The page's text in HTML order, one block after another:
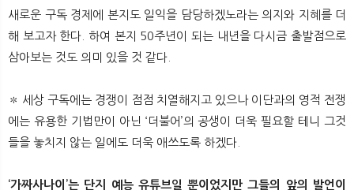
새로운 구독 경제에 본지도 일익을 담당하겠노라는 의지와 지혜를 더
해 보고자 한다. 하여 본지 50주년이 되는 내년을 다시금 출발점으로
삼아보는 것도 의미 있을 것 같다.
✽ 세상 구독에는 경쟁이 점점 치열해지고 있으나 이단과의 영적 전쟁
에는 유용한 기법만이 아닌 ‘더불어’의 공생이 더욱 필요할 테니 그것
들을 놓치지 않는 일에도 더욱 애쓰도록 하겠다.
‘가짜사나이’는 단지 예능 유튜브일 뿐이었지만 그들의 앞의 발언이